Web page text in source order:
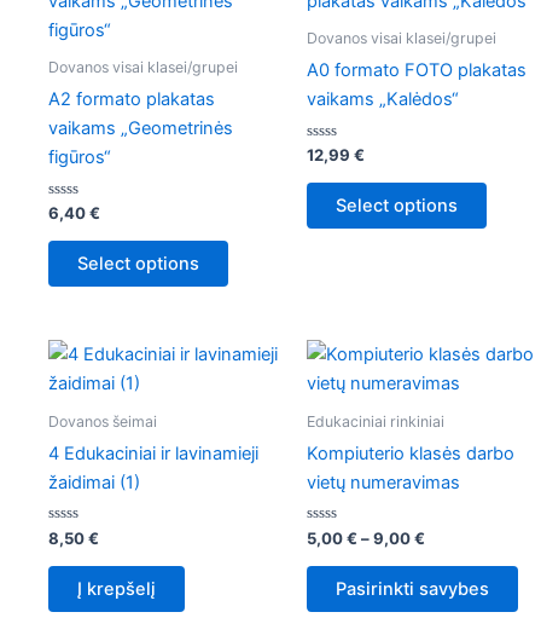
Dovanos visai klasei/grupei
A2 formato plakatas
vaikams „Geometrinės
figūros“
Įvertinimas:
iš
6,40€
Select options
Dovanos visai klasei/grupei
A0 formato FOTO plakatas
vaikams „Kalėdos“
Įvertinimas:
iš
12,99 €
Select options
Dovanos šeimai
4 Edukaciniai ir lavinamieji
žaidimai (1)
Įvertinimas:
iš
8,50€
Į krepšelį
Edukaciniai rinkiniai
Kompiuterio klasės darbo
vietų numeravimas
Įvertinimas:
iš
5,00€ –9,00€
Price
5,00 €
9,00 €
Pasirinkti savybes